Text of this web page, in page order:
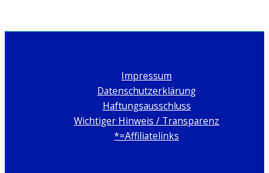
Impressum
Datenschutzerklärung
Haftungsausschluss
Wichtiger Hinweis / Transparenz
*=Affiliatelinks